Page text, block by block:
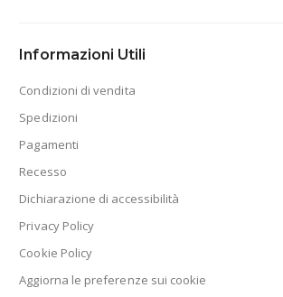
Informazioni Utili
Condizioni di vendita
Spedizioni
Pagamenti
Recesso
Dichiarazione di accessibilità
Privacy Policy
Cookie Policy
Aggiorna le preferenze sui cookie